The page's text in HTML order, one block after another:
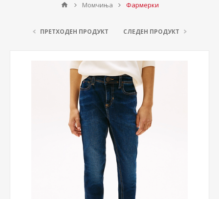
Момчиња Фармерки
ПРЕТХОДЕН ПРОДУКТ СЛЕДЕН ПРОДУКТ